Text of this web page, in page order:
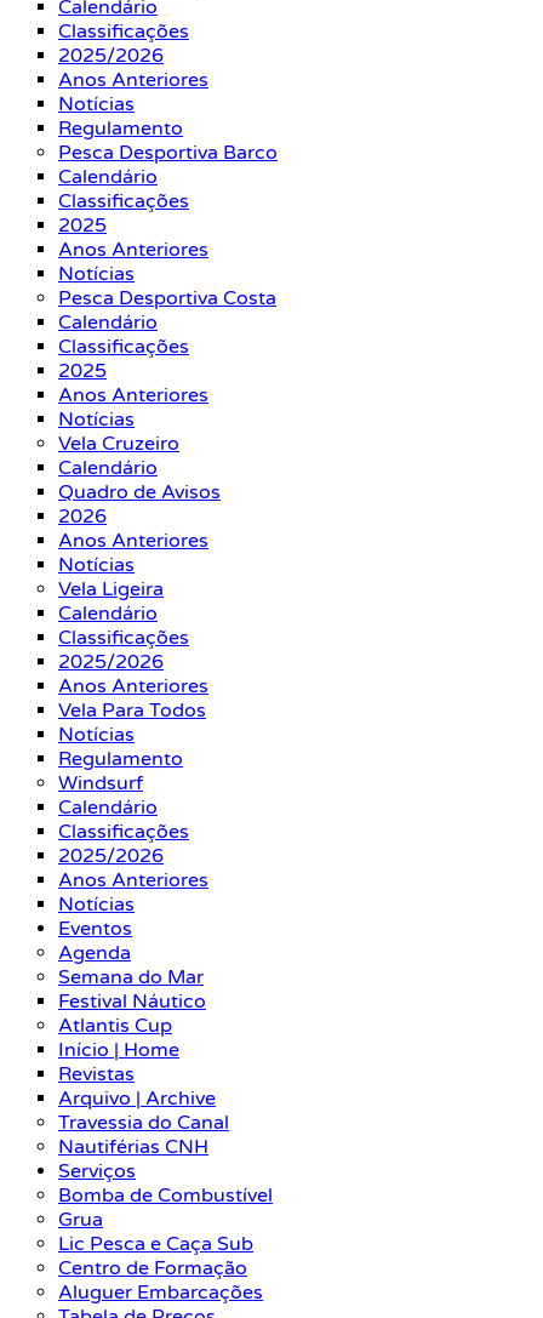
Calendário
Classificações
2025/2026
Anos Anteriores
Notícias
Regulamento
Pesca Desportiva Barco
Calendário
Classificações
2025
Anos Anteriores
Notícias
Pesca Desportiva Costa
Calendário
Classificações
2025
Anos Anteriores
Notícias
Vela Cruzeiro
Calendário
Quadro de Avisos
2026
Anos Anteriores
Notícias
Vela Ligeira
Calendário
Classificações
2025/2026
Anos Anteriores
Vela Para Todos
Notícias
Regulamento
Windsurf
Calendário
Classificações
2025/2026
Anos Anteriores
Notícias
Eventos
Agenda
Semana do Mar
Festival Náutico
Atlantis Cup
Início | Home
Revistas
Arquivo | Archive
Travessia do Canal
Nautiférias CNH
Serviços
Bomba de Combustível
Grua
Lic Pesca e Caça Sub
Centro de Formação
Aluguer Embarcações